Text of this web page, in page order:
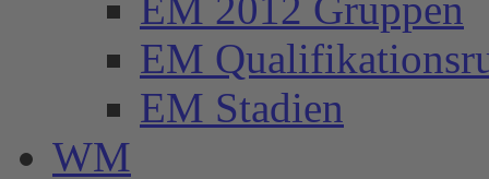
EM
EM Stadien
WM